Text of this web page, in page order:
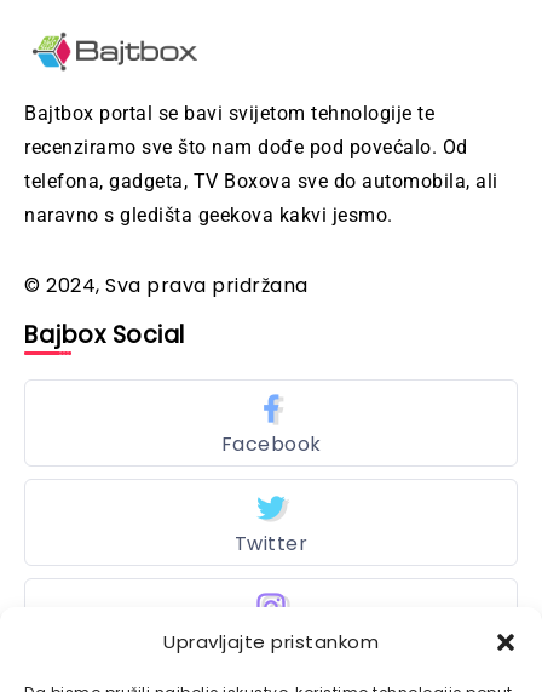
Upravljajte pristankom
Bajtbox portal se bavi svijetom tehnologije te
recenziramo sve što nam dođe pod povećalo. Od
telefona, gadgeta, TV Boxova sve do automobila, ali
naravno s gledišta geekova kakvi jesmo.
© 2024, Sva prava pridržana
Bajbox Social
Facebook
Twitter
Instagram